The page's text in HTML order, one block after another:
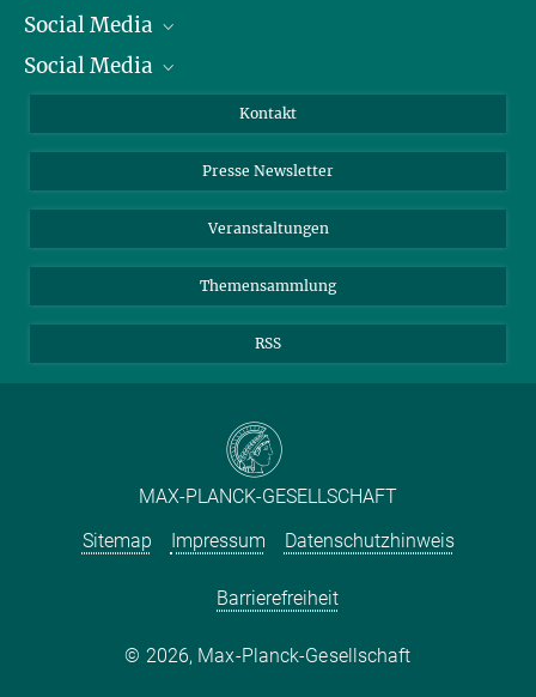
Präsident
Zahlen und Fakten
Meldestelle Fehlverhalten
Social Media
Bluesky
TikTok
Social Media
Instagram
YouTube
Kontakt
Presse Newsletter
Veranstaltungen
Themensammlung
RSS
MAX-PLANCK-GESELLSCHAFT
Sitemap
Impressum Datenschutzhinweis
Barrierefreiheit
2026, Max-Planck-Gesellschaft